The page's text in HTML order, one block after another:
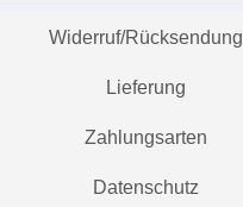
Widerruf/Rücksendung
Lieferung
Zahlungsarten
Datenschutz